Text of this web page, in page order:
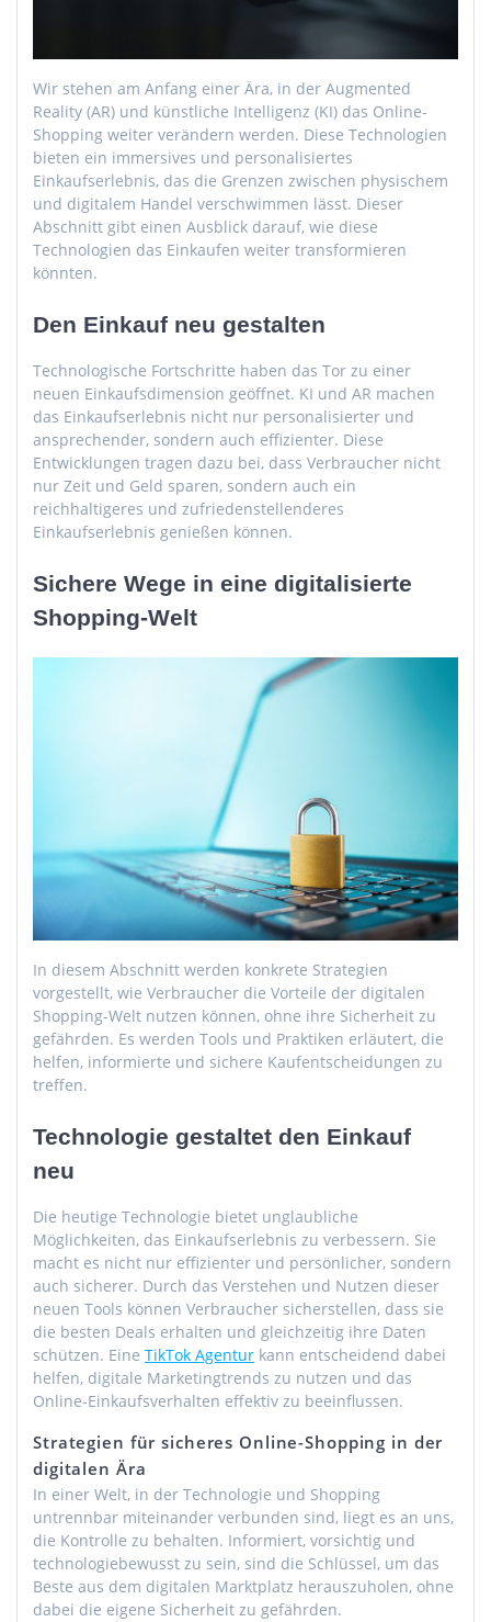
Wir stehen am Anfang einer Ära, in der Augmented
Reality (AR) und künstliche Intelligenz (KI) das Online-
Shopping weiter verändern werden. Diese Technologien
bieten ein immersives und personalisiertes
Einkaufserlebnis, das die Grenzen zwischen physischem
und digitalem Handel verschwimmen lässt. Dieser
Abschnitt gibt einen Ausblick darauf, wie diese
Technologien das Einkaufen weiter transformieren
könnten.
Den Einkauf neu gestalten
Technologische Fortschritte haben das Tor zu einer
neuen Einkaufsdimension geöffnet. KI und AR machen
das Einkaufserlebnis nicht nur personalisierter und
ansprechender, sondern auch effizienter. Diese
Entwicklungen tragen dazu bei, dass Verbraucher nicht
nur Zeit und Geld sparen, sondern auch ein
reichhaltigeres und zufriedenstellenderes
Einkaufserlebnis genießen können.
Sichere Wege in eine digitalisierte
Shopping-Welt
In diesem Abschnitt werden konkrete Strategien
vorgestellt, wie Verbraucher die Vorteile der digitalen
Shopping-Welt nutzen können, ohne ihre Sicherheit zu
gefährden. Es werden Tools und Praktiken erläutert, die
helfen, informierte und sichere Kaufentscheidungen zu
treffen.
Technologie gestaltet den Einkauf
neu
Die heutige Technologie bietet unglaubliche
Möglichkeiten, das Einkaufserlebnis zu verbessern. Sie
macht es nicht nur effizienter und persönlicher, sondern
auch sicherer. Durch das Verstehen und Nutzen dieser
neuen Tools können Verbraucher sicherstellen, dass sie
die besten Deals erhalten und gleichzeitig ihre Daten
schützen. Eine TikTok Agentur kann entscheidend dabei
helfen, digitale Marketingtrends zu nutzen und das
Online-Einkaufsverhalten effektiv zu beeinflussen.
Strategien für sicheres Online-Shopping in der
digitalen Ära
In einer Welt, in der Technologie und Shopping
untrennbar miteinander verbunden sind, liegt es an uns,
die Kontrolle zu behalten. Informiert, vorsichtig und
technologiebewusst zu sein, sind die Schlüssel, um das
Beste aus dem digitalen Marktplatz herauszuholen, ohne
dabei die eigene Sicherheit zu gefährden.